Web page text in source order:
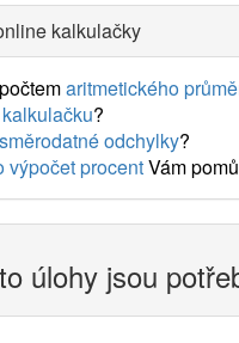
kalkulačky
aritmetického
?
odchylky?
výpočet procentVám
úlohy jsou